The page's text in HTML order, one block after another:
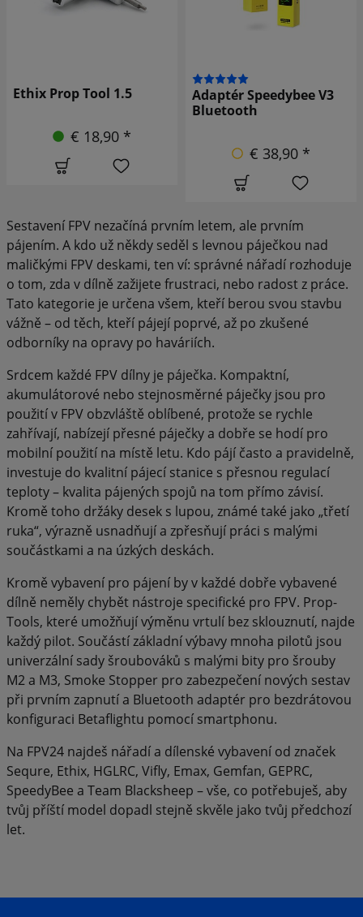
Adaptér Speedybee V3
Gemfan klíč na vrtule s
ráčnou 8 mm 1-4 palce
€ 5,90 *
Sestavení FPV nezačíná prvním letem, ale prvním
pájením. A kdo už někdy seděl s levnou páječkou nad
maličkými FPV deskami, ten ví: správné nářadí rozhoduje
o tom, zda v dílně zažijete frustraci, nebo radost z práce.
Tato kategorie je určena všem, kteří berou svou stavbu
vážně – od těch, kteří pájejí poprvé, až po zkušené
odborníky na opravy po haváriích.
Srdcem každé FPV dílny je páječka. Kompaktní,
akumulátorové nebo stejnosměrné páječky jsou pro
použití v FPV obzvláště oblíbené, protože se rychle
zahřívají, nabízejí přesné páječky a dobře se hodí pro
mobilní použití na místě letu. Kdo pájí často a pravidelně,
investuje do kvalitní pájecí stanice s přesnou regulací
teploty – kvalita pájených spojů na tom přímo závisí.
Kromě toho držáky desek s lupou, známé také jako „třetí
ruka“, výrazně usnadňují a zpřesňují práci s malými
součástkami a na úzkých deskách.
Kromě vybavení pro pájení by v každé dobře vybavené
dílně neměly chybět nástroje specifické pro FPV. Prop-
Tools, které umožňují výměnu vrtulí bez sklouznutí, najde
každý pilot. Součástí základní výbavy mnoha pilotů jsou
univerzální sady šroubováků s malými bity pro šrouby
M2 a M3, Smoke Stopper pro zabezpečení nových sestav
při prvním zapnutí a Bluetooth adaptér pro bezdrátovou
konfiguraci Betaflightu pomocí smartphonu.
Na FPV24 najdeš nářadí a dílenské vybavení od značek
Sequre, Ethix, HGLRC, Vifly, Emax, Gemfan, GEPRC,
SpeedyBee a Team Blacksheep – vše, co potřebuješ, aby
tvůj příští model dopadl stejně skvěle jako tvůj předchozí
let.